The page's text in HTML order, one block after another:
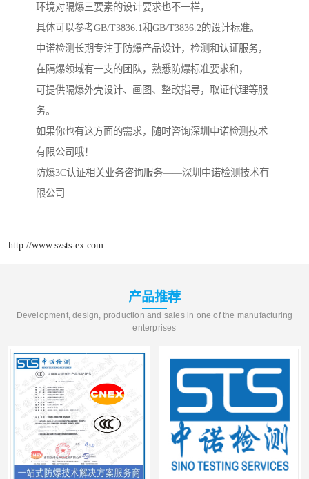
环境对隔爆三要素的设计要求也不一样，
具体可以参考GB/T3836.1和GB/T3836.2的设计标准。
中诺检测长期专注于防爆产品设计，检测和认证服务，
在隔爆领域有一支的团队，熟悉防爆标准要求和，
可提供隔爆外壳设计、画图、整改指导，取证代理等服
务。
如果你也有这方面的需求，随时咨询深圳中诺检测技术
有限公司哦！
防爆3C认证相关业务咨询服务——深圳中诺检测技术有
限公司
http://www.szsts-ex.com
产品推荐
Development, design, production and sales in one of the manufacturing
enterprises